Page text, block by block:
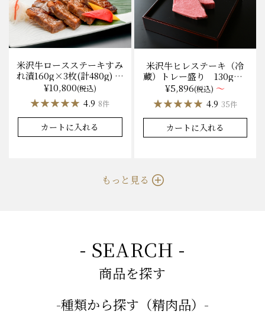
米沢牛ロースステーキすみ
れ漬160g×3枚(計480g) 木
箱入 味噌酒粕漬け/冷蔵
送料無料
¥10,800(税込)
★★★★★
★★★★★ 4.9 8件
カートに入れる
米沢牛ヒレステーキ（冷
蔵）トレー盛り 130g×1
枚から量り売り
¥5,896(税込) ～
★★★★★
★★★★★ 4.9 35件
カートに入れる
もっと見る
- SEARCH -
商品を探す
-種類から探す（精肉品）-